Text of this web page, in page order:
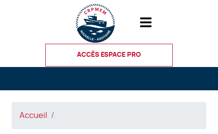
au
contenu
principal
ACCÈS ESPACE PRO
Accueil